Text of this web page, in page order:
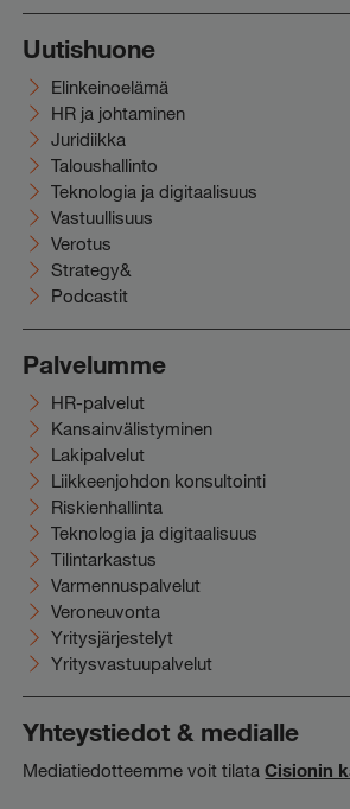
Uutishuone
Elinkeinoelämä
HR ja johtaminen
Juridiikka
Taloushallinto
Teknologia ja digitaalisuus
Vastuullisuus
Verotus
Strategy&
Podcastit
Palvelumme
HR-palvelut
Kansainvälistyminen
Lakipalvelut
Liikkeenjohdon konsultointi
Riskienhallinta
Teknologia ja digitaalisuus
Tilintarkastus
Varmennuspalvelut
Veroneuvonta
Yritysjärjestelyt
Yritysvastuupalvelut
Yhteystiedot & medialle
Mediatiedotteemme voit tilataCisionin